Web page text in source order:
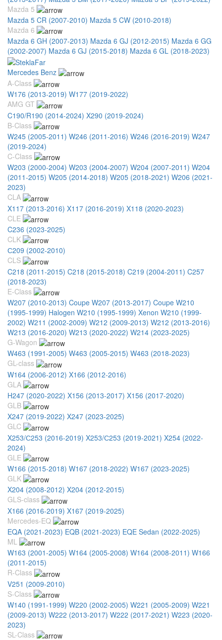
Mazda 5
Mazda 5 CR (2007-2010) Mazda 5 CW (2010-2018)
Mazda 6
Mazda 6 GH (2007-2013) Mazda 6 GJ (2012-2015) Mazda 6 GG
(2002-2007) Mazda 6 GJ (2015-2018) Mazda 6 GL (2018-2023)
Mercedes Benz
A-Class
W176 (2013-2019) W177 (2019-2022)
AMG GT
C190/R190 (2014-2024) X290 (2019-2024)
B-Class
W245 (2005-2011) W246 (2011-2016) W246 (2016-2019) W247
(2019-2024)
C-Class
W203 (2000-2004) W203 (2004-2007) W204 (2007-2011) W204
(2011-2015) W205 (2014-2018) W205 (2018-2021) W206 (2021-
2023)
CLA
X117 (2013-2016) X117 (2016-2019) X118 (2020-2023)
CLE
C236 (2023-2025)
CLK
С209 (2002-2010)
CLS
C218 (2011-2015) C218 (2015-2018) C219 (2004-2011) C257
(2018-2023)
E-Class
W207 (2010-2013) Coupe W207 (2013-2017) Coupe W210
(1995-1999) Halogen W210 (1995-1999) Xenon W210 (1999-
2002) W211 (2002-2009) W212 (2009-2013) W212 (2013-2016)
W213 (2016-2020) W213 (2020-2022) W214 (2023-2025)
G-Wagon
W463 (1991-2005) W463 (2005-2015) W463 (2018-2023)
GL-class
W164 (2006-2012) X166 (2012-2016)
GLA
H247 (2020-2022) X156 (2013-2017) X156 (2017-2020)
GLB
X247 (2019-2022) X247 (2023-2025)
GLC
X253/С253 (2016-2019) X253/С253 (2019-2021) X254 (2022-
2024)
GLE
W166 (2015-2018) W167 (2018-2022) W167 (2023-2025)
GLK
X204 (2008-2012) X204 (2012-2015)
GLS-class
X166 (2016-2019) X167 (2019-2025)
Mercedes-EQ
EQA (2021-2023) EQB (2021-2023) EQE Sedan (2022-2025)
ML
W163 (2001-2005) W164 (2005-2008) W164 (2008-2011) W166
(2011-2015)
R-Class
V251 (2009-2010)
S-Class
W140 (1991-1999) W220 (2002-2005) W221 (2005-2009) W221
(2009-2013) W222 (2013-2017) W222 (2017-2021) W223 (2020-
2023)
SL-Class